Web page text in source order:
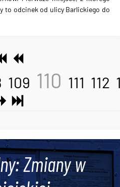
to odcinekod ulicy Barlickiego do
109 110 111 112
Zmiany w